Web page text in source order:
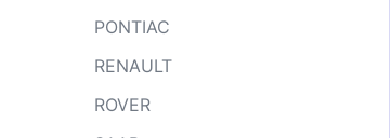
PONTIAC
RENAULT
ROVER